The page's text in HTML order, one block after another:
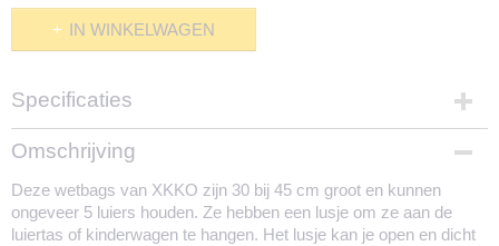
IN WINKELWAGEN
Specificaties
Productcode
1537-1834
Omschrijving
Deze wetbags van XKKO zijn 30 bij 45 cm groot en kunnen
ongeveer 5 luiers houden. Ze hebben een lusje om ze aan de
luiertas of kinderwagen te hangen. Het lusje kan je open en dicht